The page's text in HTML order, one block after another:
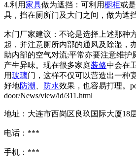
4.利用家具做为遮挡：可利用橱柜或
具，挡在厕所门及大门之间，做为遮
木门厂家建议：不论是选择上述那种
起，并注意厕所内部的通风及除湿，
助内部的空气对流;平常亦要注意维护
产生异味。现在很多家庭装修中会在
用玻璃门，这样不仅可以营造出一种
好地防潮 防水效果，也容易打理。
door/News/view/id/311.html
地址：大连市西岗区良玖国际大厦18
电话：***
手机：***